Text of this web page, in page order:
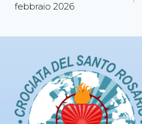
febbraio 2026